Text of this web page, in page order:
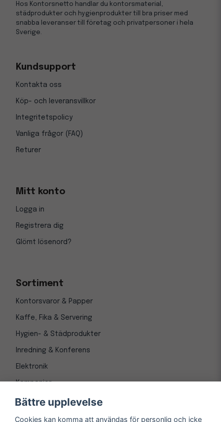
Hos Kontorsnetto handlar du kontorsmaterial,
städprodukter och hygienprodukter till bra priser med
snabba leveranser till företag och privatpersoner i hela
Sverige.
Kundsupport
Kontakta oss
Köp- och leveransvillkor
Integritetspolicy
Vanliga frågor (FAQ)
Returer
Mitt konto
Logga in
Registrera dig
Glömt lösenord?
Sortiment
Kontorsvaror & Papper
Kaffe, Fika & Servering
Hygien- & Städprodukter
Inredning & Konferens
Elektronik
Kampanjer
Bättre upplevelse
Cookies kan komma att användas för personlig och icke